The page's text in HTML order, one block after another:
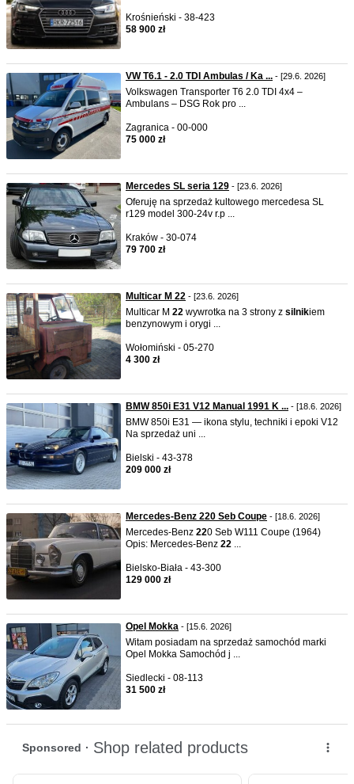
Krośnieński - 38-423
58 900 zł
VW T6.1 - 2.0 TDI Ambulas / Ka ... - [29.6. 2026]
Volkswagen Transporter T6 2.0 TDI 4x4 –
Ambulans – DSG Rok pro ...
Zagranica - 00-000
75 000 zł
Mercedes SL seria 129 - [23.6. 2026]
Oferuję na sprzedaż kultowego mercedesa SL
r129 model 300-24v r.p ...
Kraków - 30-074
79 700 zł
Multicar M 22 - [23.6. 2026]
Multicar M 22 wywrotka na 3 strony z silnikiem
benzynowym i orygi ...
Wołomiński - 05-270
4 300 zł
BMW 850i E31 V12 Manual 1991 K ... - [18.6. 2026]
BMW 850i E31 — ikona stylu, techniki i epoki V12
Na sprzedaż uni ...
Bielski - 43-378
209 000 zł
Mercedes-Benz 220 Seb Coupe - [18.6. 2026]
Mercedes-Benz 220 Seb W111 Coupe (1964)
Opis: Mercedes-Benz 22 ...
Bielsko-Biała - 43-300
129 000 zł
Opel Mokka - [15.6. 2026]
Witam posiadam na sprzedaż samochód marki
Opel Mokka Samochód j ...
Siedlecki - 08-113
31 500 zł